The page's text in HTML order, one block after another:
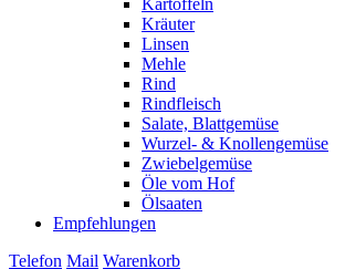
Kartoffeln
Kräuter
Linsen
Mehle
Rind
Rindfleisch
Salate, Blattgemüse
Wurzel- & Knollengemüse
Zwiebelgemüse
Öle vom Hof
Ölsaaten
Empfehlungen
Telefon Mail Warenkorb